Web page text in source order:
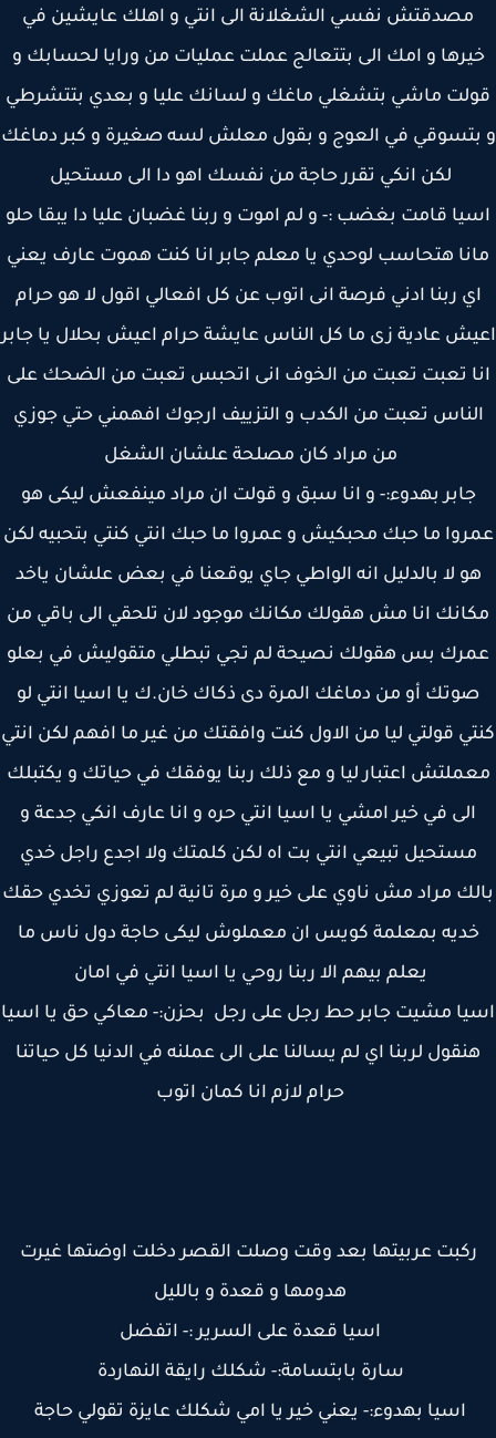
مصدقتش نفسي الشغلانة الى انتي و اهلك عايشين في
و امك الى بتتعالج عملت عمليات من ورايا لحسابك و
ماشي بتشغلي ماغك و لسانك عليا و بعدي بتتشرطي
في العوج و بقول معلش لسه صغيرة و كبر دماغك
لكن انكي تقرر حاجة من نفسك اهو دا الى مستحيل
قامت بغضب :- و لم اموت و ربنا غضبان عليا دا يبقا حلو
هتحاسب لوحدي يا معلم جابر انا كنت هموت عارف يعني
ربنا ادني فرصة انى اتوب عن كل افعالي اقول لا هو حرام
عادية زى ما كل الناس عايشة حرام اعيش بحلال يا جابر
تعبت تعبت من الخوف انى اتحبس تعبت من الضحك على
تعبت من الكدب و التزييف ارجوك افهمني حتي جوزي
من مراد كان مصلحة علشان الشغل
جابر بهدوء:- و انا سبق و قولت ان مراد مينفعش ليكى هو
ما حبك محبكيش و عمروا ما حبك انتي كنتي بتحبيه لكن
لا بالدليل انه الواطي جاي يوقعنا في بعض علشان ياخد
انا مش هقولك مكانك موجود لان تلحقي الى باقي من
بس هقولك نصيحة لم تجي تبطلي متقوليش في بعلو
أو من دماغك المرة دى ذكاك خان.ك يا اسيا انتي لو
قولتي ليا من الاول كنت وافقتك من غير ما افهم لكن انتي
اعتبار ليا و مع ذلك ربنا يوفقك في حياتك و يكتبلك
الى في خير امشي يا اسيا انتي حره و انا عارف انكي جدعة و
مستحيل تبيعي انتي بت اه لكن كلمتك ولا اجدع راجل خدي
مراد مش ناوي على خير و مرة تانية لم تعوزي تخدي حقك
بمعلمة كويس ان معملوش ليكى حاجة دول ناس ما
يعلم بيهم الا ربنا روحي يا اسيا انتي في امان
مشيت جابر حط رجل على رجل بحزن:- معاكي حق يا اسيا
لربنا اي لم يسالنا على الى عملنه في الدنيا كل حياتنا
حرام لازم انا كمان اتوب
ركبت عربيتها بعد وقت وصلت القصر دخلت اوضتها غيرت
هدومها و قعدة و بالليل
اسيا قعدة على السرير :- اتفضل
سارة بابتسامة:- شكلك رايقة النهاردة
اسيا بهدوء:- يعني خير يا امي شكلك عايزة تقولي حاجة